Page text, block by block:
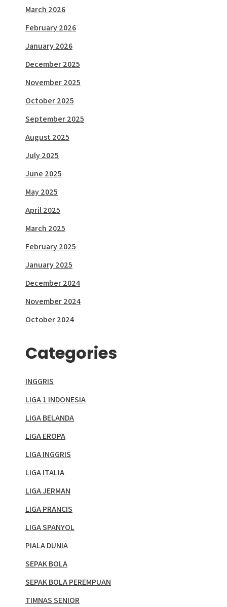
March 2026
February 2026
January 2026
December 2025
November 2025
October 2025
September 2025
August 2025
July 2025
June 2025
May 2025
April 2025
March 2025
February 2025
January 2025
December 2024
November 2024
October 2024
Categories
INGGRIS
LIGA 1 INDONESIA
LIGA BELANDA
LIGA EROPA
LIGA INGGRIS
LIGA ITALIA
LIGA JERMAN
LIGA PRANCIS
LIGA SPANYOL
PIALA DUNIA
SEPAK BOLA
SEPAK BOLA PEREMPUAN
TIMNAS SENIOR